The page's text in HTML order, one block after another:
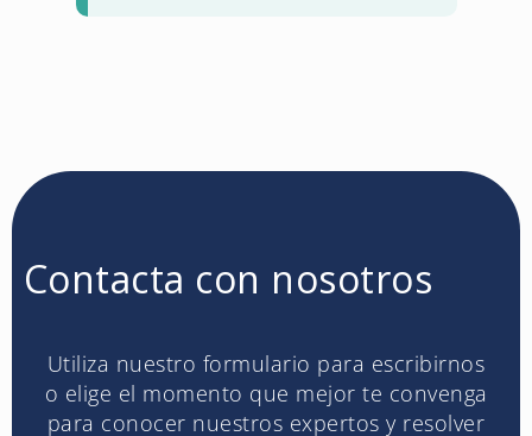
Contacta con nosotros
Utiliza nuestro formulario para escribirnos
o elige el momento que mejor te convenga
para conocer nuestros expertos y resolver